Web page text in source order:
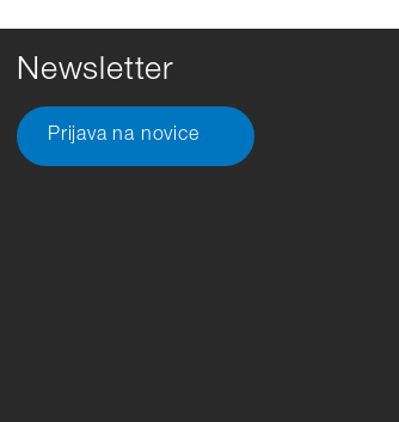
Newsletter
Prijava na novice